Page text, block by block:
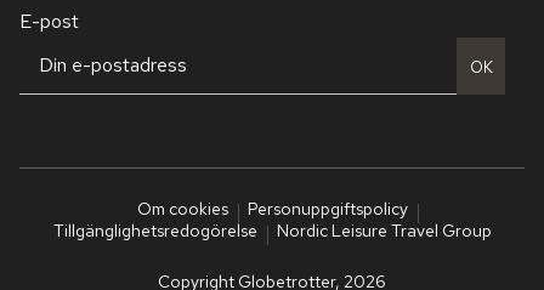
E-post
OK
Om cookies
Personuppgiftspolicy
Tillgänglighetsredogörelse
Nordic Leisure Travel Group
Copyright Globetrotter, 2026